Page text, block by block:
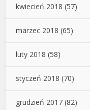
kwiecień 2018 (57)
marzec 2018 (65)
luty 2018 (58)
styczeń 2018 (70)
grudzień 2017 (82)